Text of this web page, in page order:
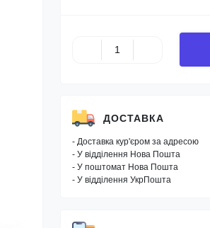
ДОСТАВКА
- Доставка кур'єром за адресою
- У відділення Нова Пошта
- У поштомат Нова Пошта
- У відділення УкрПошта